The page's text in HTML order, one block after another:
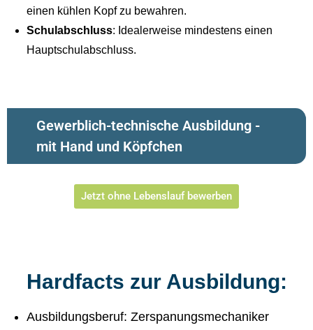
einen kühlen Kopf zu bewahren.
Schulabschluss: Idealerweise mindestens einen
Hauptschulabschluss.
Gewerblich-technische Ausbildung -
mit Hand und Köpfchen
Jetzt ohne Lebenslauf bewerben
Hardfacts zur Ausbildung:
Ausbildungsberuf: Zerspanungsmechaniker